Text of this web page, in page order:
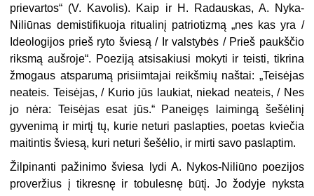
prievartos“ (V. Kavolis). Kaip ir H. Radauskas, A. Nyka-
Niliūnas demistifikuoja ritualinį patriotizmą „nes kas yra /
Ideologijos prieš ryto šviesą / Ir valstybės / Prieš paukščio
riksmą aušroje“. Poeziją atsisakiusi mokyti ir teisti, tikrina
žmogaus atsparumą prisiimtajai reikšmių naštai: „Teisėjas
neateis. Teisėjas, / Kurio jūs laukiat, niekad neateis, / Nes
jo nėra: Teisėjas esat jūs.“ Paneigęs laimingą šešėlinį
gyvenimą ir mirtį tų, kurie neturi paslapties, poetas kviečia
maitintis šviesą, kuri neturi šešėlio, ir mirti savo paslaptim.
Žilpinanti pažinimo šviesa lydi A. Nykos-Niliūno poezijos
proveržius į tikresnę ir tobulesnę būtį. Jo žodyje nyksta